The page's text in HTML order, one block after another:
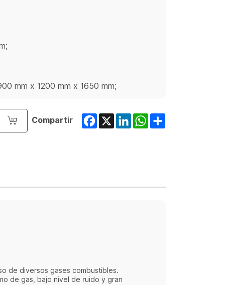
mm x 1200 mm x 1650 mm;
Compartir Facebook
X LinkedInWhatsApp
de diversos gases combustibles.
de gas, bajo nivel de ruido y gran